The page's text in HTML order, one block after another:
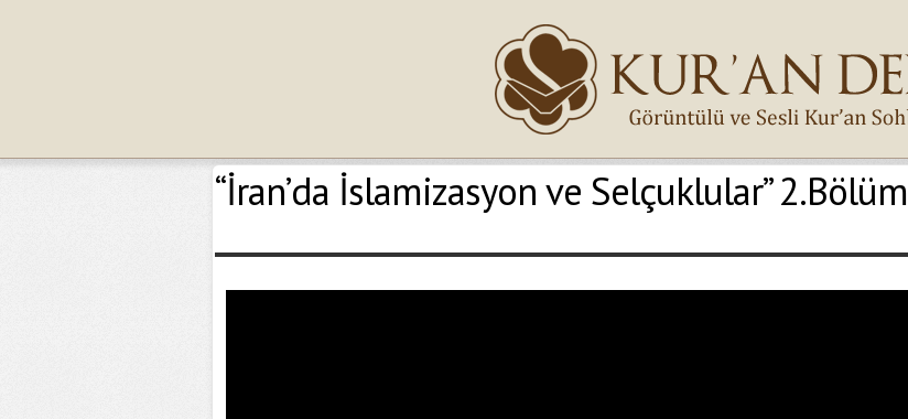
“İran’da İslamizasyon ve Selçuklular” 2.Bölüm